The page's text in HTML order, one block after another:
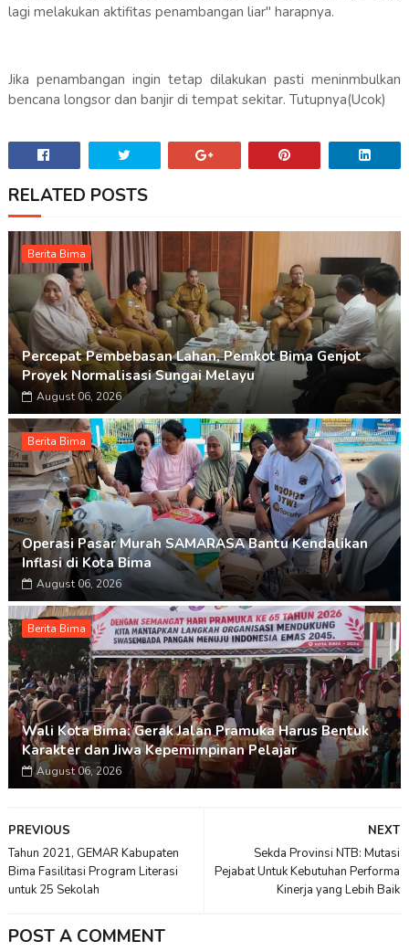
lagi melakukan aktifitas penambangan liar" harapnya.
Jika penambangan ingin tetap dilakukan pasti meninmbulkan
bencana longsor dan banjir di tempat sekitar. Tutupnya(Ucok)
RELATED POSTS
Berita Bima
Percepat Pembebasan Lahan, Pemkot Bima Genjot
Proyek Normalisasi Sungai Melayu
August 06, 2026
Berita Bima
Operasi Pasar Murah SAMARASA Bantu Kendalikan
Inflasi di Kota Bima
August 06, 2026
Berita Bima
Wali Kota Bima: Gerak Jalan Pramuka Harus Bentuk
Karakter dan Jiwa Kepemimpinan Pelajar
August 06, 2026
NEXT
Sekda Provinsi NTB: Mutasi
Pejabat Untuk Kebutuhan Performa
Kinerja yang Lebih Baik
PREVIOUS
Tahun 2021, GEMAR Kabupaten
Bima Fasilitasi Program Literasi
untuk 25 Sekolah
POST A COMMENT